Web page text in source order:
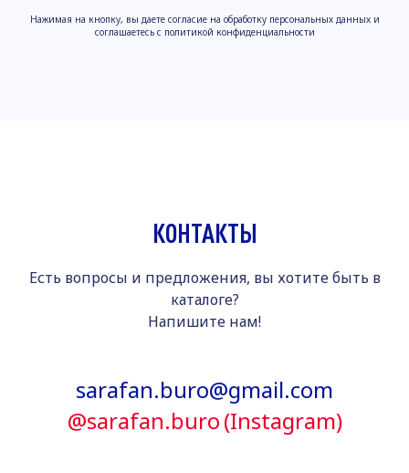
Нажимая на кнопку, вы даете согласие на обработку персональных данных и
соглашаетесь с политикой конфиденциальности
КОНТАКТЫ
Есть вопросы и предложения, вы хотите быть в
каталоге?
Напишите нам!
sarafan.buro@gmail.com
@sarafan.buro(Instagram)